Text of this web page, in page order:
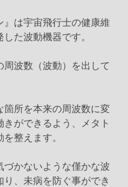
』は宇宙飛行士の健康維
た波動機器です。
周波数（波動）を出して
箇所を本来の周波数に変
きができるよう、メタト
整えます。
づかないような僅かな波
り、未病を防ぐ事ができ